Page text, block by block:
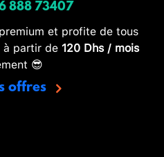
888 73407
et profite de tous
à partir de 120 Dhs / mois
😎
offres